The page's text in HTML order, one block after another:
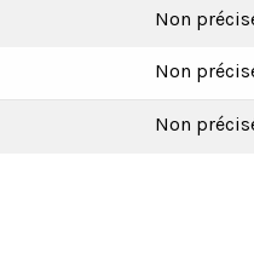
Non
Non
Non